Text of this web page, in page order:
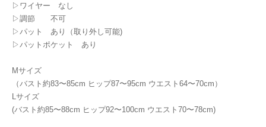
▷ワイヤー なし
▷調節 不可
▷パット あり（取り外し可能)
▷パットポケット あり
Mサイズ
（バスト約83〜85cm ヒップ87〜95cm ウエスト64〜70cm）
Lサイズ
(バスト約85〜88cm ヒップ92〜100cm ウエスト70〜78cm)